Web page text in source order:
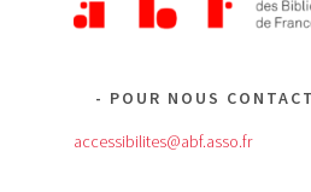
POUR NOUS
accessibilites@abf.asso.fr